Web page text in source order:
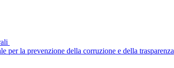
per la prevenzione della corruzione e della trasparenza